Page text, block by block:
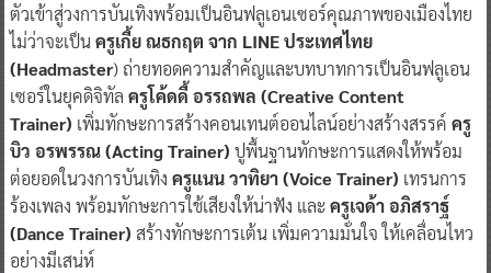
ตัวเข้าสู่วงการบันเทิงพร้อมเป็นอินฟลูเอนเซอร์คุณภาพของเมืองไทย
ไม่ว่าจะเป็นครูเกี้ย ณธกฤต จาก LINE ประเทศไทย
(Headmaster) ถ่ายทอดความสำคัญและบทบาทการเป็นอินฟลูเอน
เซอร์ในยุคดิจิทัล ครูโค้ดดี้ อรรถพล (Creative Content
Trainer) เพิ่มทักษะการสร้างคอนเทนต์ออนไลน์อย่างสร้างสรรค์ ครู
บิว อรพรรณ (Acting Trainer) ปูพื้นฐานทักษะการแสดงให้พร้อม
ต่อยอดในวงการบันเทิง ครูแนน วาทิยา (Voice Trainer) เทรนการ
ร้องเพลง พร้อมทักษะการใช้เสียงให้น่าฟัง และครูเจด้า อภิสราฐ์
(Dance Trainer) สร้างทักษะการเต้น เพิ่มความมั่นใจ ให้เคลื่อนไหว
อย่างมีเสน่ห์